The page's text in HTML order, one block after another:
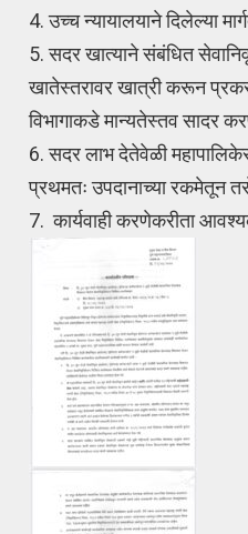
4. उच्च न्यायालयाने दिलेल्या
5. सदर खात्याने संबंधित
खातेस्तरावर खात्री करून
विभागाकडे मान्यतेस्तव सादर
6. सदर लाभ देतेवेळी
प्रथमतः उपदानाच्या रकमेतून
7. कार्यवाही करणेकरीता